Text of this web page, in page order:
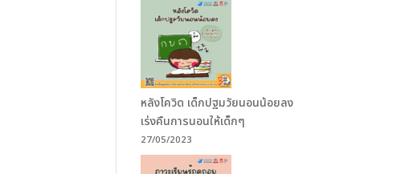
หลังโควิด เด็กปฐมวัยนอนน้อยลง
เร่งคืนการนอนให้เด็กๆ
27/05/2023